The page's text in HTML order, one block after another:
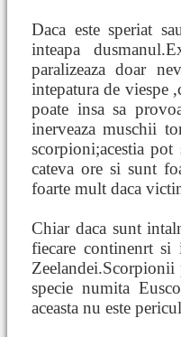
Daca este speriat
inteapa
paralizeaza doar
intepatura de viespe
poate insa sa
inerveaza muschii
scorpioni;acestia
cateva ore si sunt
foarte mult daca
Chiar daca sunt
fiecare continenrt
specie numita
aceasta nu este